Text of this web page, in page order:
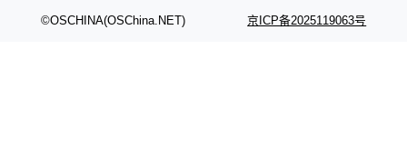
©OSCHINA(OSChina.NET) 京ICP备2025119063号